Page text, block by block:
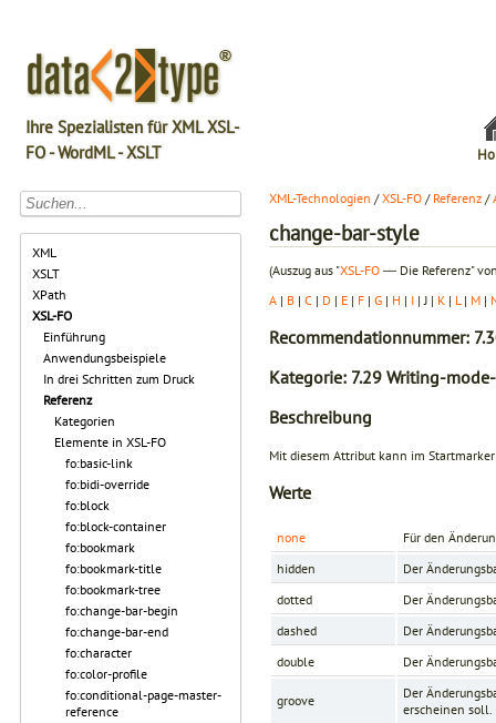
Ihre Spezialisten für XML XSL-
FO - WordML - XSLT
XML
XSLT
XPath
XSL-FO
Einführung
Anwendungsbeispiele
In drei Schritten zum Druck
Referenz
Kategorien
Elemente in XSL-FO
fo:basic-link
fo:bidi-override
fo:block
fo:block-container
fo:bookmark
fo:bookmark-title
fo:bookmark-tree
fo:change-bar-begin
fo:change-bar-end
fo:character
fo:color-profile
fo:conditional-page-master-
reference
XML-Technologien /XSL-FO / Referenz /
change-bar-style
(Auszug aus "XSL-FO ― Die Referenz"
A | B | C | D | E | F | G | H | I | J | K | L | M |
Recommendationnummer:
Kategorie: 7.29 Writing-
Beschreibung
Mit diesem Attribut kann im
Werte
none
Für den
hidden
Der
dotted
Der
dashed
Der
double
Der
groove
Der
erscheinen soll.